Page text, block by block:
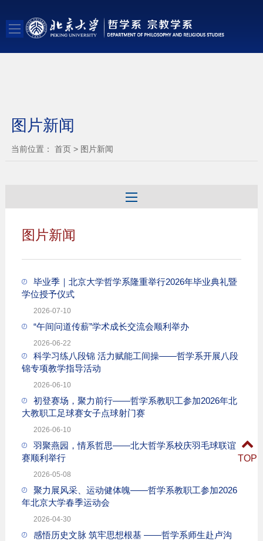
图片新闻
当前位置： 首页> 图片新闻
图片新闻
毕业季｜北京大学哲学系隆重举行2026年毕业典礼暨
学位授予仪式
2026-07-10
“午间问道传薪”学术成长交流会顺利举办
2026-06-22
科学习练八段锦 活力赋能工间操——哲学系开展八段
锦专项教学指导活动
2026-06-10
初登赛场，聚力前行——哲学系教职工参加2026年北
大教职工足球赛女子点球射门赛
2026-06-10
羽聚燕园，情系哲思——北大哲学系校庆羽毛球联谊
赛顺利举行
2026-05-08
聚力展风采、运动健体魄——哲学系教职工参加2026
年北京大学春季运动会
2026-04-30
感悟历史文脉 筑牢思想根基 ——哲学系师生赴卢沟
TOP